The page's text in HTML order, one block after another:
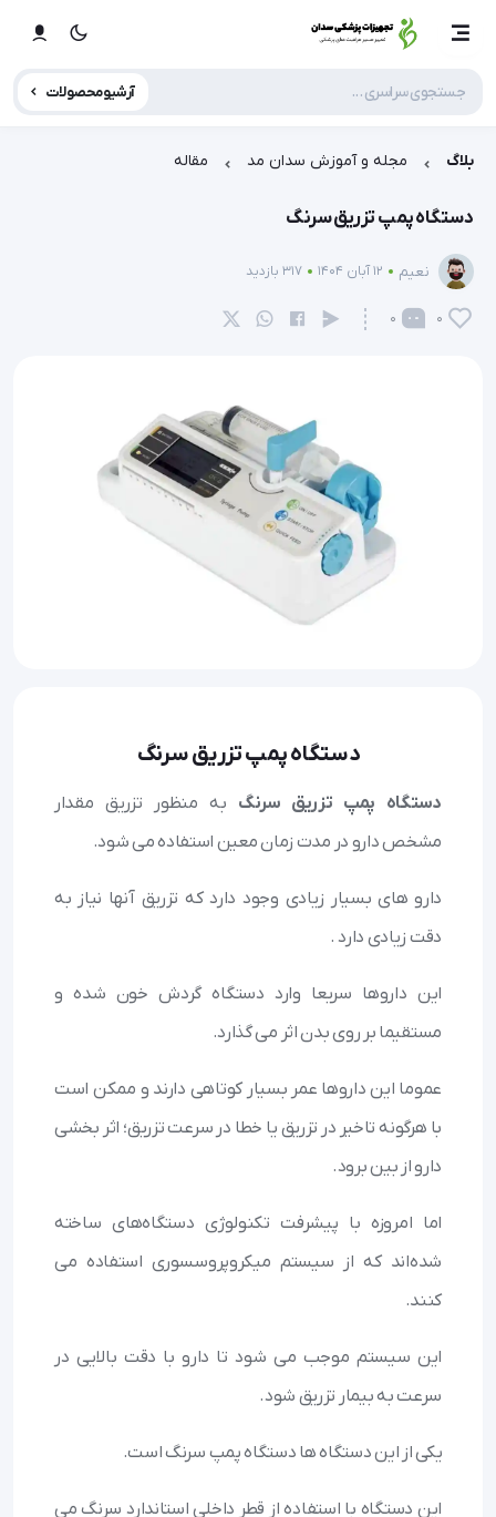
آرشیو محصولات
بلاگ مجله و آموزش سدان مد مقاله
دستگاه پمپ تزریق سرنگ
نعیم 12 آبان 1404 317 بازدید
0
0
دستگاه پمپ تزریق سرنگ
دستگاه پمپ تزریق سرنگ به منظور تزریق مقدار
مشخص دارو در مدت زمان معین استفاده می شود.
دارو های بسیار زیادی وجود دارد که تزریق آنها نیاز به
دقت زیادی دارد .
این داروها سریعا وارد دستگاه گردش خون شده و
مستقیما بر روی بدن اثر می گذارد.
عموما این داروها عمر بسیار کوتاهی دارند و ممکن است
با هرگونه تاخیر در تزریق یا خطا در سرعت تزریق؛ اثر بخشی
دارو از بین برود.
اما امروزه با پیشرفت تکنولوژی دستگاه‌های ساخته
شده‌اند که از سیستم میکروپروسسوری استفاده می
کنند.
این سیستم موجب می شود تا دارو با دقت بالایی در
سرعت به بیمار تزریق شود.
یکی از این دستگاه ها دستگاه پمپ سرنگ است.
این دستگاه با استفاده از قطر داخلی استاندارد سرنگ می